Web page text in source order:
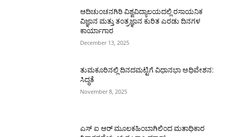
ಆದಿಚುಂಚನಗಿರಿ ವಿಶ್ವವಿದ್ಯಾಲಯದಲ್ಲಿ ರಸಾಯನಿಕ
ವಿಜ್ಞಾನ ಮತ್ತು ತಂತ್ರಜ್ಞಾನ ಕುರಿತ ಎರಡು ದಿನಗಳ
ಕಾರ್ಯಾಗಾರ
December 13, 2025
ತುಮಕೂರಿನಲ್ಲಿ ದಿನದಮಟ್ಟಿಗೆ ವಿಧಾನಭಾ ಅಧಿವೇಶನ:
ಸಿದ್ಧತೆ
November 8, 2025
ಎಸ್ ಐ ಆರ್ ಮೂಲಕಹಿಂಬಾಗಿಲಿಂದ ಮತಾಧಿಕಾರ